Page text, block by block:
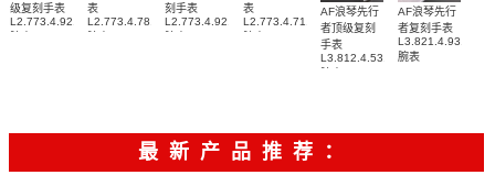
级复刻手表
L2.773.4.92.6
表
L2.773.4.78.3
刻手表
L2.773.4.92.0
表
L2.773.4.71.2
AF浪琴先行
者顶级复刻
手表
L3.812.4.53.2
AF浪琴先行
者复刻手表
L3.821.4.93.6
腕表
最新产品推荐：